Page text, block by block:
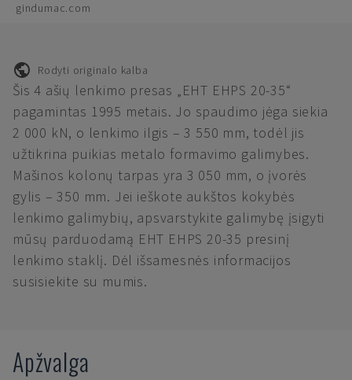
gindumac.com
Rodyti originalo kalba
Šis 4 ašių lenkimo presas „EHT EHPS 20-35“
pagamintas 1995 metais. Jo spaudimo jėga siekia
2 000 kN, o lenkimo ilgis – 3 550 mm, todėl jis
užtikrina puikias metalo formavimo galimybes.
Mašinos kolonų tarpas yra 3 050 mm, o įvorės
gylis – 350 mm. Jei ieškote aukštos kokybės
lenkimo galimybių, apsvarstykite galimybę įsigyti
mūsų parduodamą EHT EHPS 20-35 presinį
lenkimo staklį. Dėl išsamesnės informacijos
susisiekite su mumis.
Apžvalga